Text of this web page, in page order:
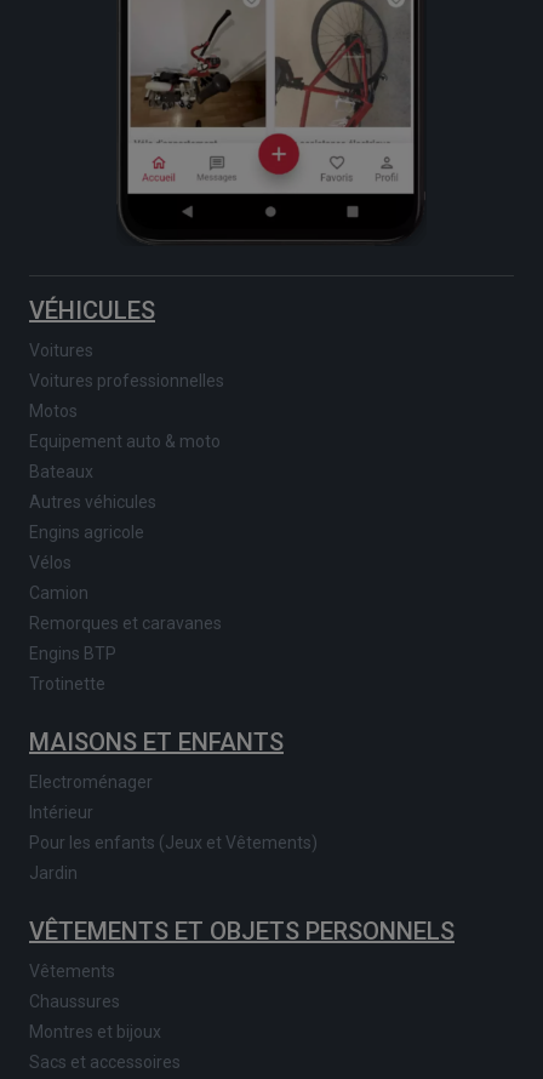
VÉHICULES
Voitures
Voitures professionnelles
Motos
Equipement auto & moto
Bateaux
Autres véhicules
Engins agricole
Vélos
Camion
Remorques et caravanes
Engins BTP
Trotinette
MAISONS ET ENFANTS
Electroménager
Intérieur
Pour les enfants (Jeux et Vêtements)
Jardin
VÊTEMENTS ET OBJETS PERSONNELS
Vêtements
Chaussures
Montres et bijoux
Sacs et accessoires